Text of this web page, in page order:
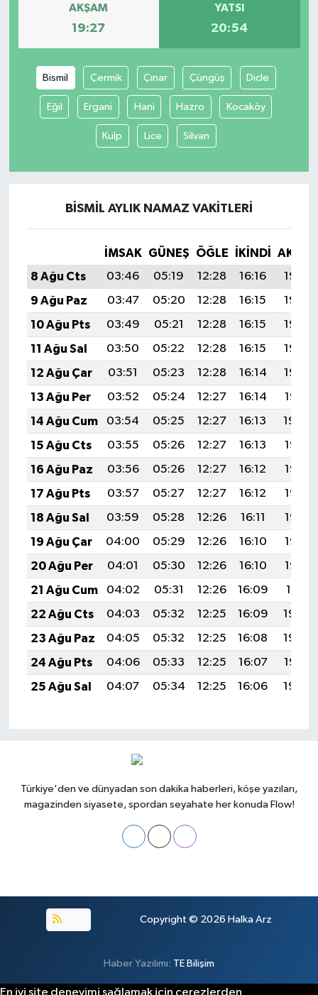
AKŞAM
19:27
YATSI
20:54
Bismil Çermik Çınar Çüngüş Dicle
Eğil Ergani Hani Hazro Kocaköy
Kulp Lice Silvan
BISMIL AYLIK NAMAZ VAKITLERI
İMSAK GÜNEŞ ÖĞLE İKINDI
8 Ağu Cts
03:46 05:19 12:28 16:16
19:27
9 Ağu Paz
03:47 05:20 12:28 16:15
19:26
10 Ağu Pts
03:49 05:21 12:28 16:15
19:25
11 Ağu Sal
03:50 05:22 12:28 16:15
19:23
12 Ağu Çar
03:51 05:23 12:28 16:14
19:22
13 Ağu Per
03:52 05:24 12:27 16:14
19:21
14 Ağu Cum
03:54 05:25 12:27 16:13
19:20
15 Ağu Cts
03:55 05:26 12:27 16:13
19:18
16 Ağu Paz
03:56 05:26 12:27 16:12
19:17
17 Ağu Pts
03:57 05:27 12:27 16:12
19:16
18 Ağu Sal
03:59 05:28 12:26 16:11
19:15
19 Ağu Çar
04:00 05:29 12:26 16:10
19:13
20 Ağu Per
04:01 05:30 12:26 16:10
19:12
21 Ağu Cum
04:02 05:31 12:26 16:09
19:11
22 Ağu Cts
04:03 05:32 12:25 16:09
19:09
23 Ağu Paz
04:05 05:32 12:25 16:08
19:08
24 Ağu Pts
04:06 05:33 12:25 16:07
19:07
25 Ağu Sal
04:07 05:34 12:25 16:06 19:05
Türkiye'den ve dünyadan son dakika haberleri, köşe yazıları,
magazinden siyasete, spordan seyahate her konuda Flow!
Copyright © 2026 Halka Arz
Haber Yazılımı: TE Bilişim
En iyi site deneyimi sağlamak için çerezlerden